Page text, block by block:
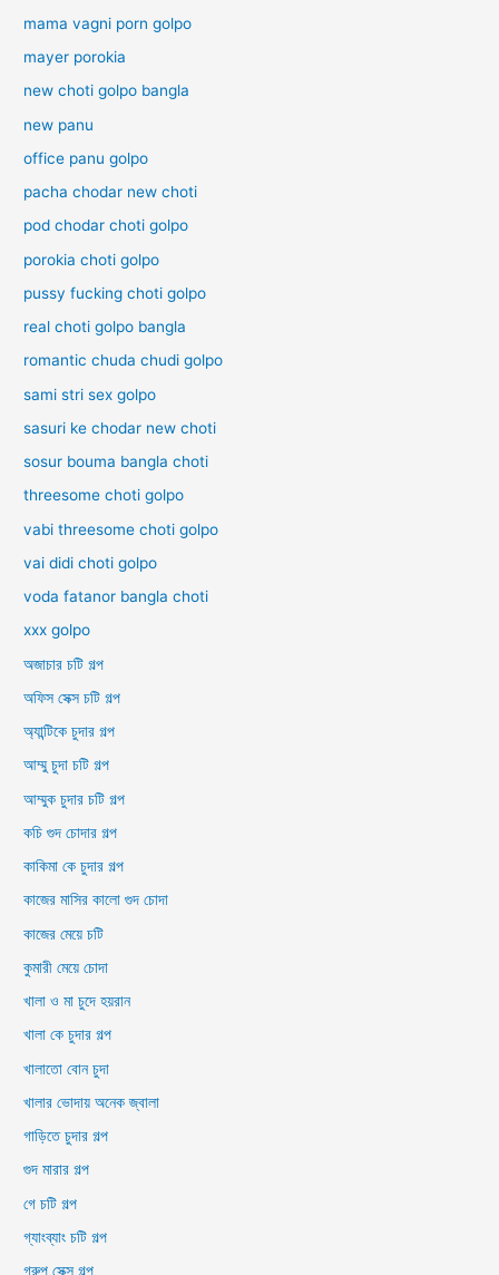
mama vagni porn golpo
mayer porokia
new choti golpo bangla
new panu
office panu golpo
pacha chodar new choti
pod chodar choti golpo
porokia choti golpo
pussy fucking choti golpo
real choti golpo bangla
romantic chuda chudi golpo
sami stri sex golpo
sasuri ke chodar new choti
sosur bouma bangla choti
threesome choti golpo
vabi threesome choti golpo
vai didi choti golpo
voda fatanor bangla choti
xxx golpo
অজাচার চটি গল্প
অফিস সেক্স চটি গল্প
অ্যান্টিকে চুদার গল্প
আম্মু চুদা চটি গল্প
আম্মুক চুদার চটি গল্প
কচি গুদ চোদার গল্প
কাকিমা কে চুদার গল্প
কাজের মাসির কালো গুদ চোদা
কাজের মেয়ে চটি
কুমারী মেয়ে চোদা
খালা ও মা চুদে হয়রান
খালা কে চুদার গল্প
খালাতো বোন চুদা
খালার ভোদায় অনেক জ্বালা
গাড়িতে চুদার গল্প
গুদ মারার গল্প
গে চটি গল্প
গ্যাংব্যাং চটি গল্প
গ্রুপ সেক্স গল্প